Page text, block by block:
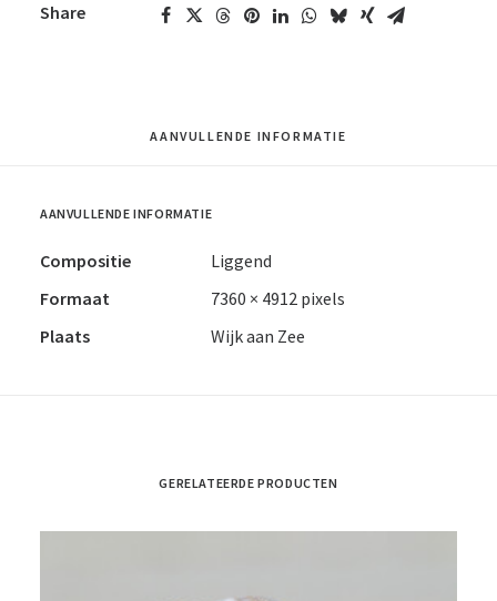
Share
AANVULLENDE INFORMATIE
AANVULLENDE INFORMATIE
Compositie
Liggend
Formaat
7360 × 4912 pixels
Plaats
Wijk aan Zee
GERELATEERDE PRODUCTEN